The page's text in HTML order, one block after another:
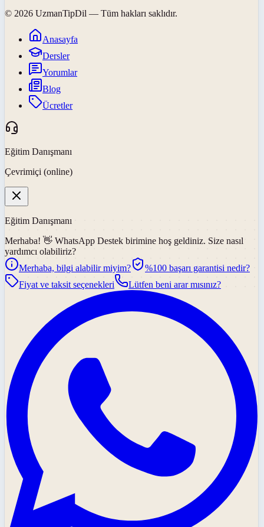
© 2026 UzmanTipDil — Tüm hakları saklıdır.
Anasayfa
Dersler
Yorumlar
Blog
Ücretler
Eğitim Danışmanı
Çevrimiçi (online)
Eğitim Danışmanı
Merhaba! 👋 WhatsApp Destek birimine hoş geldiniz. Size nasıl
yardımcı olabiliriz?
Merhaba, bilgi alabilir miyim?
%100 başarı garantisi nedir?
Fiyat ve taksit seçenekleri
Lütfen beni arar mısınız?